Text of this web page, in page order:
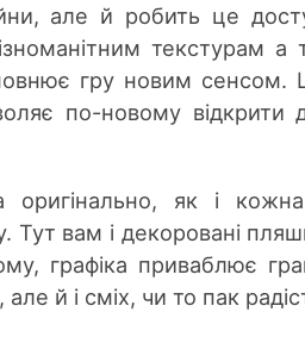
але й робить це
текстурам
гру новим сенсом.
по-новому відкрити
оригінально, як і
вам і декоровані
графіка приваблює
й і сміх, чи то пак